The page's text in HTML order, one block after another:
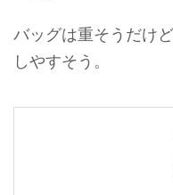
バッグは重そうだけ
しやすそう。